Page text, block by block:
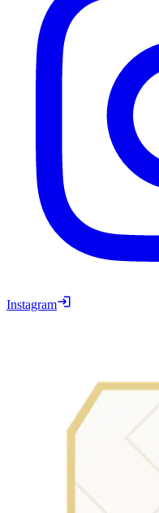
Instagram